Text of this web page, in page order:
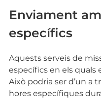
Enviament
específics
Aquests serveis de
específics en els quals
Això podria ser d’un a
hores específiques